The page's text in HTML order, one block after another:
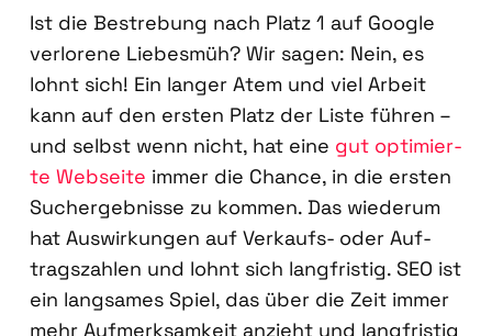
Ist die Bestre­bung nach Platz 1 auf Goog­le
ver­lo­re­ne Lie­bes­müh? Wir sagen: Nein, es
lohnt sich! Ein lan­ger Atem und viel Arbeit
kann auf den ers­ten Platz der Lis­te füh­ren –
und selbst wenn nicht, hat eine gut opti­mier­
te Web­sei­te immer die Chan­ce, in die ers­ten
Such­ergeb­nis­se zu kom­men. Das wie­der­um
hat Aus­wir­kun­gen auf Ver­kaufs- oder Auf­
trags­zah­len und lohnt sich lang­fris­tig. SEO ist
ein lang­sa­mes Spiel, das über die Zeit immer
mehr Auf­merk­sam­keit anzieht und lang­fris­tig